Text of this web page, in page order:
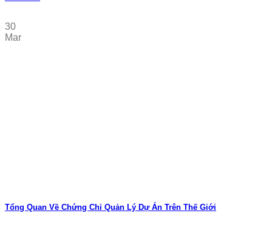
30
Mar
Tổng Quan Về Chứng Chỉ Quản Lý Dự Án Trên Thế Giới